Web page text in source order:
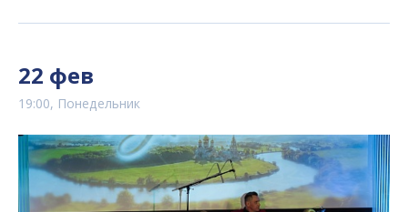
22 фев
19:00, Понедельник